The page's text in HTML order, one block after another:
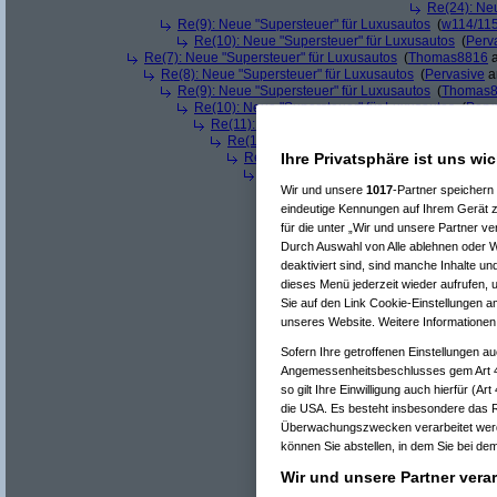
Re(24):
Re(9): Neue "Supersteuer" für Luxusautos (w114/
Re(10): Neue "Supersteuer" für Luxusautos (
Re(7): Neue "Supersteuer" für Luxusautos (Thomas8816
Re(8): Neue "Supersteuer" für Luxusautos (Pervasive
Re(9): Neue "Supersteuer" für Luxusautos (
Re(10): Neue "Supersteuer" für Luxusautos(
Re(11): Neue "Supersteuer" für Luxusautos
Re(12): Neue "Supersteuer" für Luxusautos
Re(13): Neue "Supersteuer" für
Re(15): Neue "Supersteuer" für
Re(16): Neue "Supersteuer" für
Re(17): Neue "Supersteuer"
Re(18): Neue
Re(19): Neue
Re(20): Neue
Re(21): Neue
Re(22): Neue
Re(22): Neue
Re(24):
Re(25):
Ihre Privatsphäre ist uns
Wir und unsere 1017-Partner speichern
eindeutige Kennungen auf Ihrem Gerät
für die unter „Wir und unsere Partner
Durch Auswahl von Alle ablehnen oder
deaktiviert sind, sind manche Inhalte
dieses Menü jederzeit wieder aufrufen,
Sie auf den Link Cookie-Einstellungen
unseres Website. Weitere
Sofern Ihre getroffenen Einstellungen
Angemessenheitsbeschlusses gem Art
so gilt Ihre Einwilligung auch hierfür
die USA. Es besteht insbesondere das
Überwachungszwecken verarbeitet
können Sie abstellen, in dem Sie bei
Wir und unsere Partner